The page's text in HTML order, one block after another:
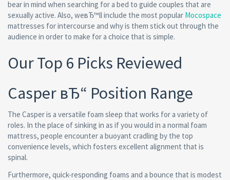
bear in mind when searching for a bed to guide couples that are
sexually active. Also, weвЂ™ll include the most popular Mocospace
mattresses for intercourse and why is them stick out through the
audience in order to make for a choice that is simple.
Our Top 6 Picks Reviewed
Casper вЂ“ Position Range
The Casper is a versatile foam sleep that works for a variety of
roles. In the place of sinking in as if you would in a normal foam
mattress, people encounter a buoyant cradling by the top
convenience levels, which fosters excellent alignment that is
spinal.
Furthermore, quick-responding foams and a bounce that is modest